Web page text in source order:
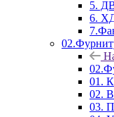
5.
6.
01.
02.
03.